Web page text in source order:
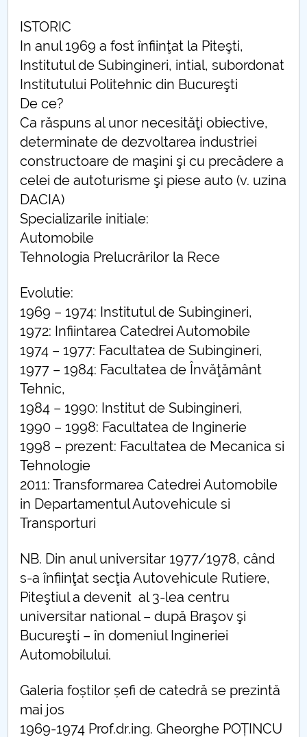
Comisie de etica unversitară
Evenimente CUP
Accesibilitate pentru studenții cu dizabilități
Raportul Conducerii Centrului Universitar Pitești
privind implementarea Planului Operațional 2020-
2024
Parteneri CUP
Centrul de Consiliere și Orientare în Carieră
CAR2026
MENIU CANTINA
Management departament
Personal
DISTINCTIO
Programe de licenta DAT
Programe de master DAT
Cercetare stiintifica DAT
Sesiunea de comunicări studențești
Arena opiniilor
Proiect studentesc - formula EASTER
ISTORIC
In anul 1969 a fost înfiinţat la Piteşti,
Institutul de Subingineri, intial, subordonat
Institutului Politehnic din Bucureşti
De ce?
Ca răspuns al unor necesităţi obiective,
determinate de dezvoltarea industriei
constructoare de maşini şi cu precădere a
celei de autoturisme şi piese auto (v. uzina
DACIA)
Specializarile initiale:
Automobile
Tehnologia Prelucrărilor la Rece
Evolutie:
1969 – 1974: Institutul de Subingineri,
1972: Infiintarea Catedrei Automobile
1974 – 1977: Facultatea de Subingineri,
1977 – 1984: Facultatea de Învăţământ
Tehnic,
1984 – 1990: Institut de Subingineri,
1990 – 1998: Facultatea de Inginerie
1998 – prezent: Facultatea de Mecanica si
Tehnologie
2011: Transformarea Catedrei Automobile
in Departamentul Autovehicule si
Transporturi
NB. Din anul universitar 1977/1978, când
s-a înfiinţat secţia Autovehicule Rutiere,
Piteştiul a devenit al 3-lea centru
universitar national – după Braşov şi
Bucureşti – în domeniul Ingineriei
Automobilului.
Galeria foștilor șefi de catedră se prezintă
mai jos
1969-1974 Prof.dr.ing. Gheorghe POȚINCU